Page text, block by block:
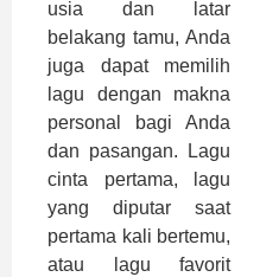
usia dan latar
belakang tamu, Anda
juga dapat memilih
lagu dengan makna
personal bagi Anda
dan pasangan. Lagu
cinta pertama, lagu
yang diputar saat
pertama kali bertemu,
atau lagu favorit